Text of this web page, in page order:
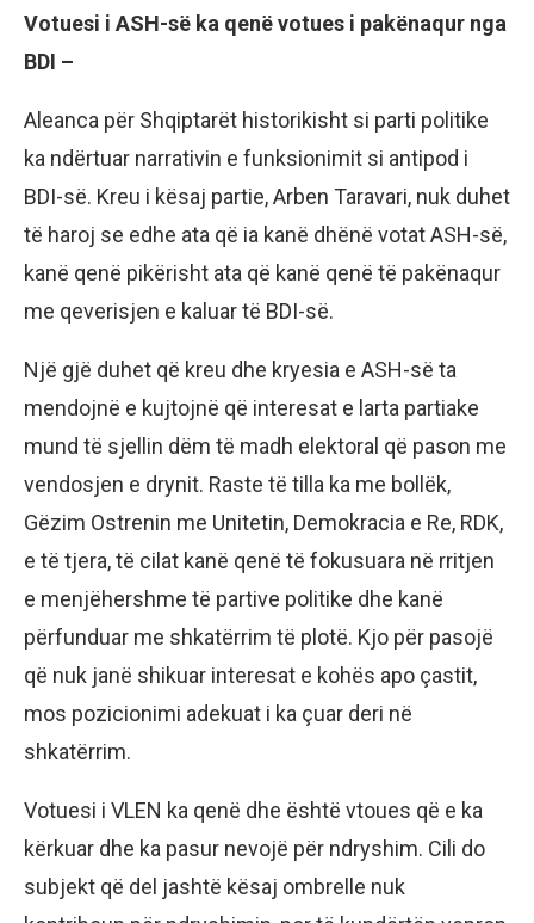
Votuesi i ASH-së ka qenë votues i pakënaqur nga
BDI –
Aleanca për Shqiptarët historikisht si parti politike
ka ndërtuar narrativin e funksionimit si antipod i
BDI-së. Kreu i kësaj partie, Arben Taravari, nuk duhet
të haroj se edhe ata që ia kanë dhënë votat ASH-së,
kanë qenë pikërisht ata që kanë qenë të pakënaqur
me qeverisjen e kaluar të BDI-së.
Një gjë duhet që kreu dhe kryesia e ASH-së ta
mendojnë e kujtojnë që interesat e larta partiake
mund të sjellin dëm të madh elektoral që pason me
vendosjen e drynit. Raste të tilla ka me bollëk,
Gëzim Ostrenin me Unitetin, Demokracia e Re, RDK,
e të tjera, të cilat kanë qenë të fokusuara në rritjen
e menjëhershme të partive politike dhe kanë
përfunduar me shkatërrim të plotë. Kjo për pasojë
që nuk janë shikuar interesat e kohës apo çastit,
mos pozicionimi adekuat i ka çuar deri në
shkatërrim.
Votuesi i VLEN ka qenë dhe është vtoues që e ka
kërkuar dhe ka pasur nevojë për ndryshim. Cili do
subjekt që del jashtë kësaj ombrelle nuk